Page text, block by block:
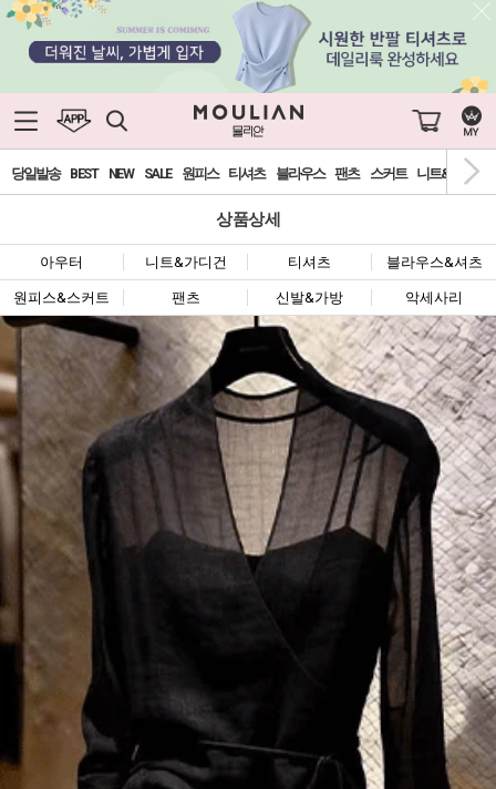
당일발송 BEST NEW SALE 원피스 티셔츠 블라우스 팬츠 스커트 니트&가디건
상품상세
아우터 니트&가디건 티셔츠 블라우스&셔츠
원피스&스커트 팬츠 신발&가방 악세사리